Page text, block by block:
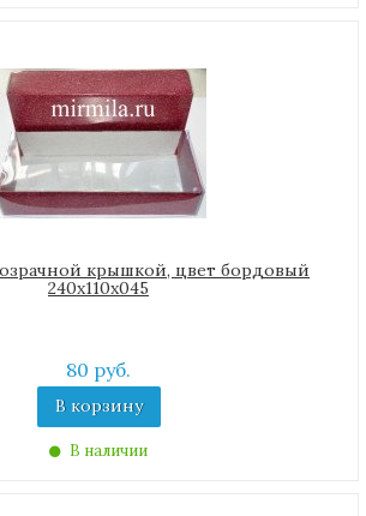
крышкой, цвет бордовый
240х110х045
80 руб.
В корзину
В наличии